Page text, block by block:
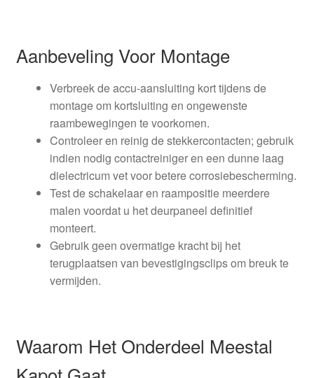
Aanbeveling Voor Montage
Verbreek de accu-aansluiting kort tijdens de
montage om kortsluiting en ongewenste
raambewegingen te voorkomen.
Controleer en reinig de stekkercontacten; gebruik
indien nodig contactreiniger en een dunne laag
dielectricum vet voor betere corrosiebescherming.
Test de schakelaar en raampositie meerdere
malen voordat u het deurpaneel definitief
monteert.
Gebruik geen overmatige kracht bij het
terugplaatsen van bevestigingsclips om breuk te
vermijden.
Waarom Het Onderdeel Meestal